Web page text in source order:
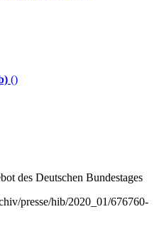
()
des Deutschen Bundestages
presse/hib/2020_01/676760-